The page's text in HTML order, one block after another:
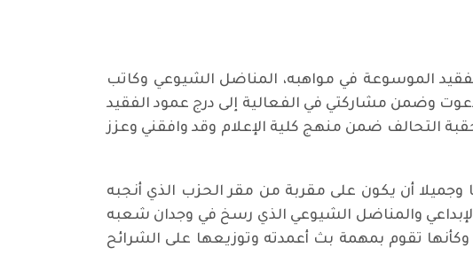
الموسوعة في مواهبه، المناضل الشيوعي وكاتب
دعوت وضمن مشاركتي في الفعالية إلى درج عمود الفقيد
التحالف ضمن منهج كلية الإعلام وقد وافقني وعزز
وجميلا أن يكون على مقربة من مقر الحزب الذي أنجبه
والمناضل الشيوعي الذي رسخ في وجدان شعبه
تقوم بمهمة بث أعمدته وتوزيعها على الشرائح